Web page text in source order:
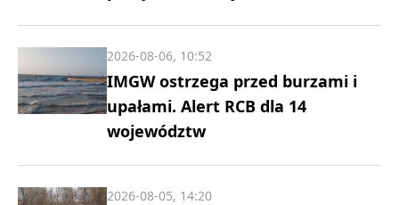
IMGW ostrzega przed burzami i
upałami. Alert RCB dla 14
województw
2026-08-06, 10:52
2026-08-05, 14:20